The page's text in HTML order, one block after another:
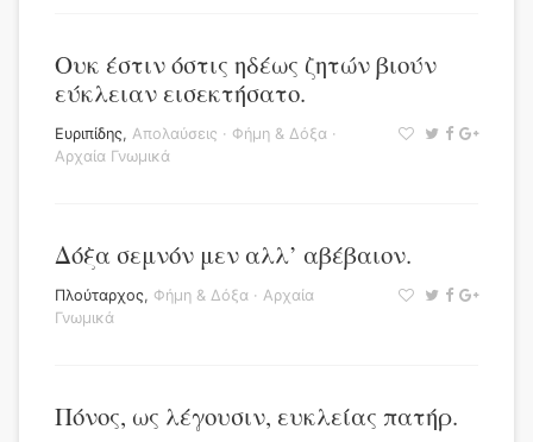
Ουκ έστιν όστις ηδέως ζητών βιούν
εύκλειαν εισεκτήσατο.
Ευριπίδης, Απολαύσεις · Φήμη & Δόξα ·
Αρχαία Γνωμικά
Δόξα σεμνόν μεν αλλ’ αβέβαιον.
Πλούταρχος, Φήμη & Δόξα · Αρχαία
Γνωμικά
Πόνος, ως λέγουσιν, ευκλείας πατήρ.